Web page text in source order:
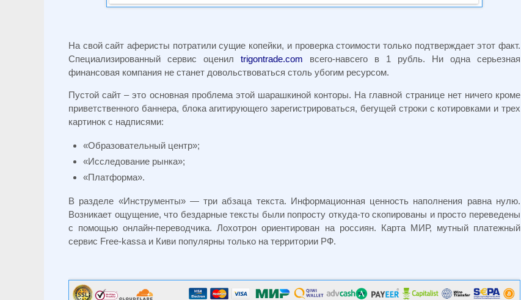
На свой сайт аферисты потратили сущие копейки, и проверка стоимости только подтверждает этот факт.
Специализированный сервис оценил trigontrade.com всего-навсего в 1 рубль. Ни одна серьезная
финансовая компания не станет довольствоваться столь убогим ресурсом.
Пустой сайт – это основная проблема этой шарашкиной конторы. На главной странице нет ничего кроме
приветственного баннера, блока агитирующего зарегистрироваться, бегущей строки с котировками и трех
картинок с надписями:
«Образовательный центр»;
«Исследование рынка»;
«Платформа».
В разделе «Инструменты» — три абзаца текста. Информационная ценность наполнения равна нулю.
Возникает ощущение, что бездарные тексты были попросту откуда-то скопированы и просто переведены
с помощью онлайн-переводчика. Лохотрон ориентирован на россиян. Карта МИР, мутный платежный
сервис Free-kassa и Киви популярны только на территории РФ.